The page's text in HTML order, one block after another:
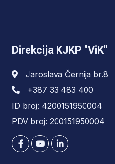
Direkcija KJKP "ViK"
Jaroslava Černija br.8
+387 33 483 400
ID broj: 4200151950004
PDV broj: 200151950004